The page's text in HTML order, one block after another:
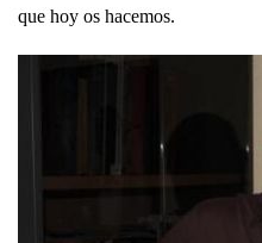
que hoy os hacemos.